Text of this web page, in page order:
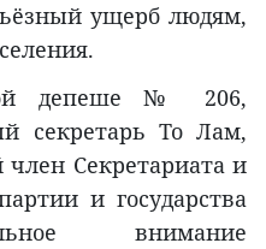
ущерб людям,
депеше № 206,
секретарь То Лам,
Секретариата и
и государства
внимание